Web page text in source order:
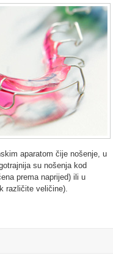
aparatom čije nošenje, u
su nošenja kod
prema naprijed) ili u
različite veličine).